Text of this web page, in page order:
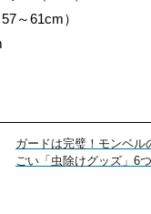
～61cm）
ガードは完璧！モンベル
ごい「虫除けグッズ」6つ